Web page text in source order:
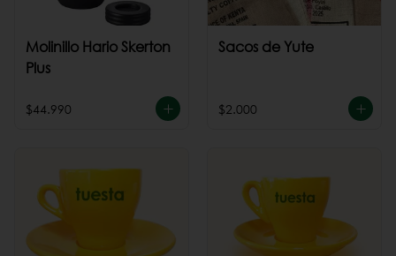
Molinillo Hario Skerton
Plus
$44.990
Sacos de Yute
$2.000